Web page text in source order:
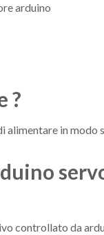
arduino
?
alimentare in
controllato da